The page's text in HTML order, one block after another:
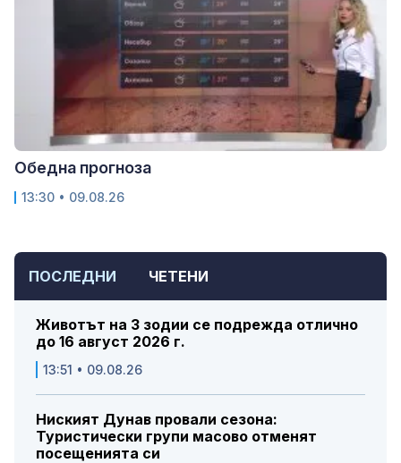
ПОСЛЕДНИ ЧЕТЕНИ
Животът на 3 зодии се подрежда отлично
до 16 август 2026 г.
13:51 • 09.08.26
Ниският Дунав провали сезона:
Туристически групи масово отменят
посещенията си
Обедна прогноза
13:30 • 09.08.26